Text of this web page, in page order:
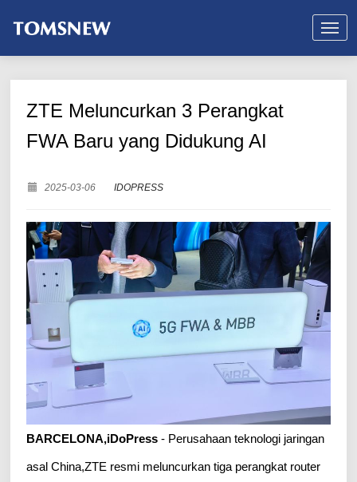
ZTE Meluncurkan 3 Perangkat
FWA Baru yang Didukung AI
2025-03-06 IDOPRESS
BARCELONA,iDoPress - Perusahaan teknologi jaringan
asal China,ZTE resmi meluncurkan tiga perangkat router